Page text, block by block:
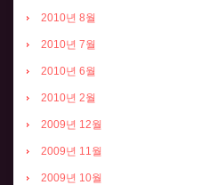
2010년 8월
2010년 7월
2010년 6월
2010년 2월
2009년 12월
2009년 11월
2009년 10월